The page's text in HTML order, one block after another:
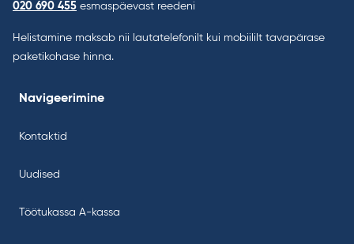
020 690 455 esmaspäevast reedeni
Helistamine maksab nii lautatelefonilt kui mobiililt tavapärase
paketikohase hinna.
Navigeerimine
Kontaktid
Uudised
Töötukassa A-kassa